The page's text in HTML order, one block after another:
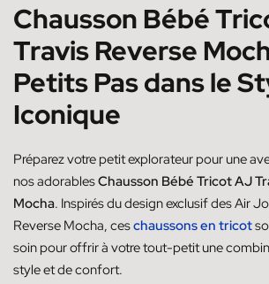
Chausson Bébé
Travis Reverse
Petits Pas dans le
Iconique
Préparez votre petit explorateur pour une
nos adorablesChausson Bébé Tricot AJ
Mocha. Inspirés du design exclusif des Air
Reverse Mocha, ceschaussons en tricot
soin pour offrir à votre tout-petit une
style et de confort.